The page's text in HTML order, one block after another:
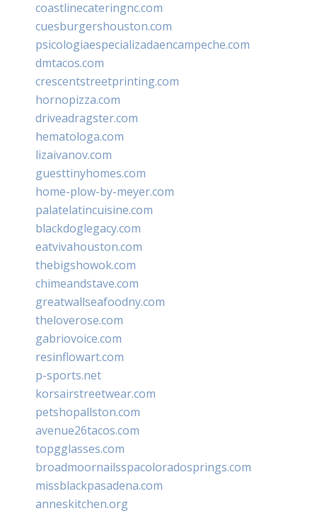
coastlinecateringnc.com
cuesburgershouston.com
psicologiaespecializadaencampeche.com
dmtacos.com
crescentstreetprinting.com
hornopizza.com
driveadragster.com
hematologa.com
lizaivanov.com
guesttinyhomes.com
home-plow-by-meyer.com
palatelatincuisine.com
blackdoglegacy.com
eatvivahouston.com
thebigshowok.com
chimeandstave.com
greatwallseafoodny.com
theloverose.com
gabriovoice.com
resinflowart.com
p-sports.net
korsairstreetwear.com
petshopallston.com
avenue26tacos.com
topgglasses.com
broadmoornailsspacoloradosprings.com
missblackpasadena.com
anneskitchen.org